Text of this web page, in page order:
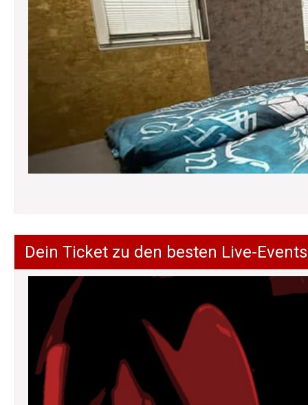
Dein Ticket zu den besten Live-Events